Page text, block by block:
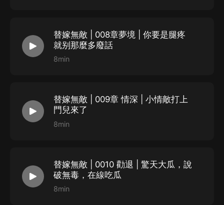
替嫁無敵 | 008章夢境 | 你要是腿疼
就别那麼多廢話
8min
替嫁無敵 | 009章 情深 | 小情敵打上
門兒來了
8min
替嫁無敵 | 0010 勸退 | 驚天大瓜，說
破無毒，在線吃瓜
8min